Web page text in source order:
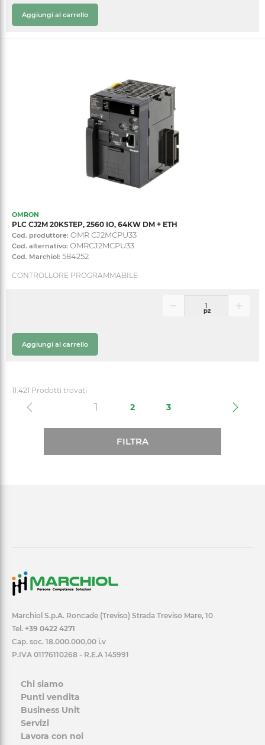
Aggiungi al carrello
OMRON
PLC CJ2M 20KSTEP, 2560 IO, 64KW DM + ETH
Cod. produttore: OMR CJ2MCPU33
Cod. alternativo: OMRCJ2MCPU33
Cod. Marchiol: 584252
CONTROLLORE PROGRAMMABILE
pz
Aggiungi al carrello
11.421 Prodotti trovati
1 (current)
2 3
FILTRA
Marchiol S.p.A. Roncade (Treviso) Strada Treviso Mare, 10
Tel. +39 0422 4271
Cap. soc. 18.000.000,00 i.v
P.IVA 01176110268 - R.E.A 145991
Chi siamo
Punti vendita
Business Unit
Servizi
Lavora con noi